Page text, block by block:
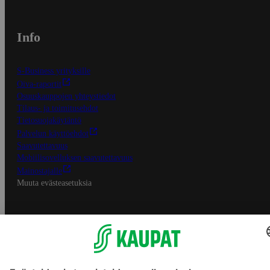
Info
S-Business yrityksille
Oiva-raportit
Osuuskauppojen yhteystiedot
Tilaus- ja toimitusehdot
Tietosuojakäytäntö
Palvelun käyttöehdot
Saavutettavuus
Mobiilisovelluksen saavutettavuus
Mainostajalle
Muuta evästeasetuksia
S-ryhmän palvelut